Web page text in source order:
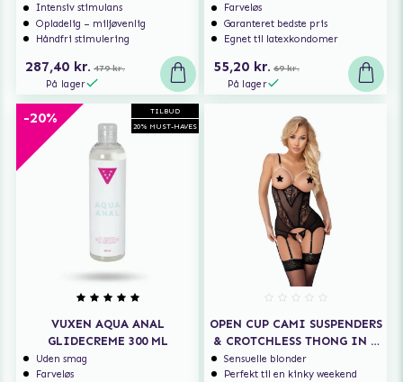
Intensiv stimulans
Opladelig – miljøvenlig
Håndfri stimulering
287,40 kr. 479 kr.
På lager
Farveløs
Garanteret bedste pris
Egnet til latexkondomer
55,20 kr. 69 kr.
På lager
TILBUD
20% MUST-HAVES
-20%
VUXEN AQUA ANAL
GLIDECREME 300 ML
Uden smag
Farveløs
OPEN CUP CAMI SUSPENDERS
& CROTCHLESS THONG IN A
SET
Sensuelle blonder
Perfekt til en kinky weekend